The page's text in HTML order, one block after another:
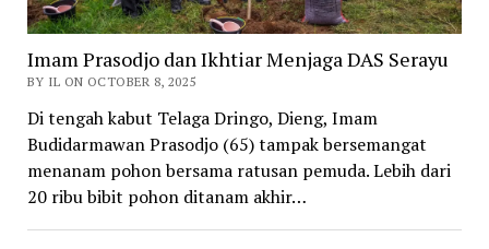
Imam Prasodjo dan Ikhtiar Menjaga DAS Serayu
BY IL ON OCTOBER 8, 2025
Di tengah kabut Telaga Dringo, Dieng, Imam
Budidarmawan Prasodjo (65) tampak bersemangat
menanam pohon bersama ratusan pemuda. Lebih dari
20 ribu bibit pohon ditanam akhir…